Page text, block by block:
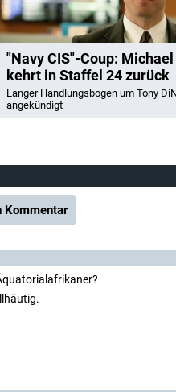
"Navy CIS"-Coup:
kehrt in Staffel 24 zurück
Langer Handlungsbogen um Tony
angekündigt
Kommentar